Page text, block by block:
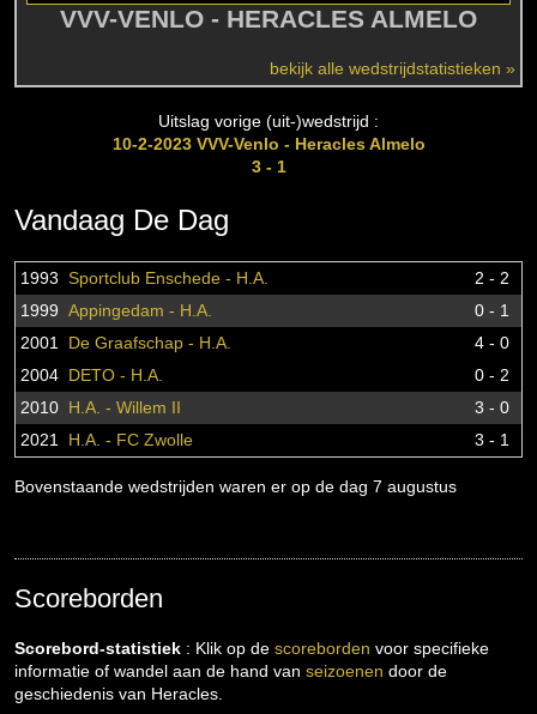
VVV-VENLO - HERACLES ALMELO
bekijk alle wedstrijdstatistieken »
Uitslag vorige (uit-)wedstrijd :
10-2-2023 VVV-Venlo - Heracles Almelo
3 - 1
Vandaag De Dag
1993 Sportclub Enschede - H.A.
2 - 2
1999 Appingedam - H.A.
0 - 1
2001 De Graafschap - H.A.
4 - 0
2004 DETO - H.A.
0 - 2
2010 H.A. - Willem II
3 - 0
2021 H.A. - FC Zwolle 3 - 1
Bovenstaande wedstrijden waren er op de dag 7 augustus
Scoreborden
Scorebord-statistiek : Klik op de scoreborden voor specifieke
informatie of wandel aan de hand van seizoenen door de
geschiedenis van Heracles.